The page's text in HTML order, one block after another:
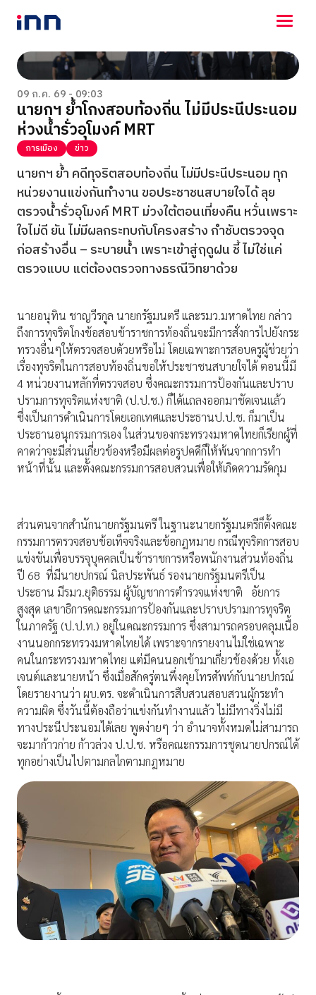
NEWS
ENTERTAINMENT
LIFESTYLE
HOROSCOPE
LOTTERY
VIDEO
ร่วมด้วยช่วยกัน
09 ก.ค. 69 - 09:03
นายกฯ ย้ำโกงสอบท้องถิ่น ไม่มีประนีประนอม
ห่วงน้ำรั่วอุโมงค์ MRT
การเมือง ข่าว
นายกฯ ย้ำ คดีทุจริตสอบท้องถิ่น ไม่มีประนีประนอม ทุก
หน่วยงานแข่งกันทำงาน ขอประชาชนสบายใจได้ ลุย
ตรวจน้ำรั่วอุโมงค์ MRT ม่วงใต้ตอนเที่ยงคืน หวั่นเพราะ
ใจไม่ดี ยัน ไม่มีผลกระทบกับโครงสร้าง กำชับตรวจจุด
ก่อสร้างอื่น – ระบายน้ำ เพราะเข้าสู่ฤดูฝน ชี้ ไม่ใช่แค่
ตรวจแบบ แต่ต้องตรวจทางธรณีวิทยาด้วย
นายอนุทิน ชาญวีรกูล นายกรัฐมนตรี และรมว.มหาดไทย กล่าว
ถึงการทุจริตโกงข้อสอบข้าราชการท้องถิ่นจะมีการสั่งการไปยังกระ
ทรวงอื่นๆให้ตรวจสอบด้วยหรือไม่ โดยเฉพาะการสอบครูผู้ช่วยว่า
เรื่องทุจริตในการสอบท้องถิ่นขอให้ประชาชนสบายใจได้ ตอนนี้มี
4 หน่วยงานหลักที่ตรวจสอบ ซึ่งคณะกรรมการป้องกันและปราบ
ปรามการทุจริตแห่งชาติ (ป.ป.ช.) ก็ได้แถลงออกมาชัดเจนแล้ว
ซึ่งเป็นการดำเนินการโดยเอกเทศและประธานป.ป.ช. ก็มาเป็น
ประธานอนุกรรมการเอง ในส่วนของกระทรวงมหาดไทยก็เรียกผู้ที่
คาดว่าจะมีส่วนเกี่ยวข้องหรือมีผลต่อรูปคดีก็ให้พ้นจากการทำ
หน้าที่นั้น และตั้งคณะกรรมการสอบสวนเพื่อให้เกิดความรัดกุม
ส่วนตนจากสำนักนายกรัฐมนตรี ในฐานะนายกรัฐมนตรีก็ตั้งคณะ
กรรมการตรวจสอบข้อเท็จจริงและข้อกฎหมาย กรณีทุจริตการสอบ
แข่งขันเพื่อบรรจุบุคคลเป็นข้าราชการหรือพนักงานส่วนท้องถิ่น
ปี 68 ที่มีนายปกรณ์ นิลประพันธ์ รองนายกรัฐมนตรีเป็น
ประธาน มีรมว.ยุติธรรม ผู้บัญชาการตำรวจแห่งชาติ อัยการ
สูงสุด เลขาธิการคณะกรรมการป้องกันและปราบปรามการทุจริต
ในภาครัฐ (ป.ป.ท.) อยู่ในคณะกรรมการ ซึ่งสามารถครอบคลุมเนื้อ
งานนอกกระทรวงมหาดไทยได้ เพราะจากรายงานไม่ใช่เฉพาะ
คนในกระทรวงมหาดไทย แต่มีคนนอกเข้ามาเกี่ยวข้องด้วย ทั้งเอ
เจนต์และนายหน้า ซึ่งเมื่อสักครู่ตนพึ่งคุยโทรศัพท์กับนายปกรณ์
โดยรายงานว่า ผบ.ตร. จะดำเนินการสืบสวนสอบสวนผู้กระทำ
ความผิด ซึ่งวันนี้ต้องถือว่าแข่งกันทำงานแล้ว ไม่มีทางวิ่งไม่มี
ทางประนีประนอมได้เลย พูดง่ายๆ ว่า อำนาจทั้งหมดไม่สามารถ
จะมาก้าวก่าย ก้าวล่วง ป.ป.ช. หรือคณะกรรมการชุดนายปกรณ์ได้
ทุกอย่างเป็นไปตามกลไกตามกฎหมาย